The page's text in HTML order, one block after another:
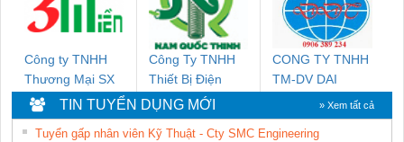
GIA HƯNG
PHÁT
Công ty TNHH
Thương Mại SX
Ba Miền
Công Ty TNHH
Thiết Bị Điện
Nam Quốc Thịnh
CONG TY TNHH
TM-DV DAI
DONG THANH
TIN TUYỂN DỤNG MỚI » Xem tất cả
Tuyển gấp nhân viên Kỹ Thuật - Cty SMC Engineering